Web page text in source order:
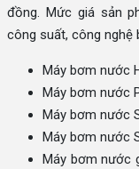
đồng. Mức giá sản
công suất, công nghệ
Máy bơm nước
Máy bơm nước
Máy bơm nước
Máy bơm nước
Máy bơm nước